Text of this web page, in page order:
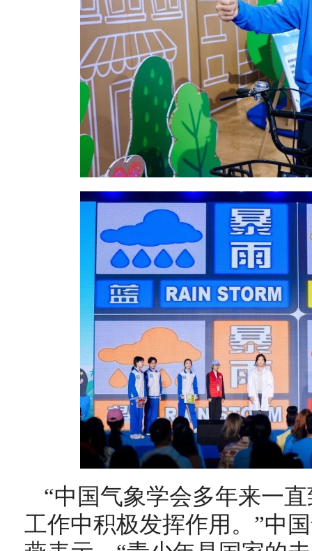
“中国气象学会多年来一
工作中积极发挥作用。”中